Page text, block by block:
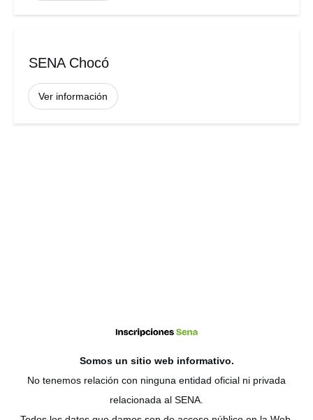
SENA Chocó
Ver información
Somos un sitio web informativo.
No tenemos relación con ninguna entidad oficial ni privada
relacionada al SENA.